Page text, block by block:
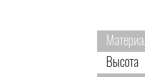
Высота